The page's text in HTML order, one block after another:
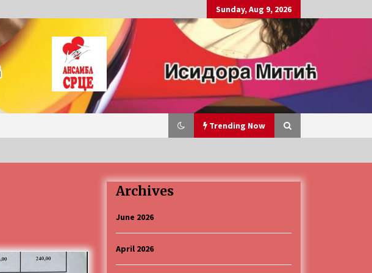
Sunday, Aug 9, 2026
Trending Now
„Караван безбедности саобраћаја
,,Đavo nosi
Archives
June 2026
April 2026